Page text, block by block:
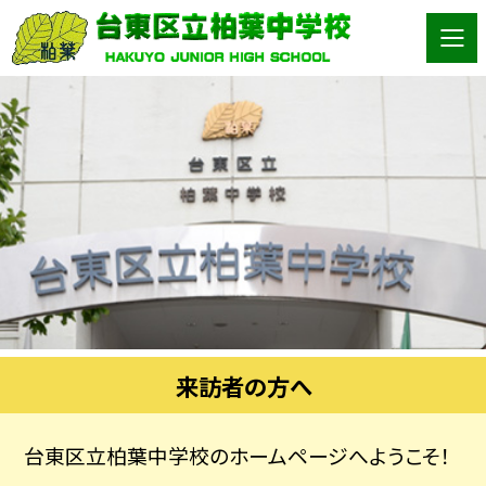
来訪者の方へ
台東区立柏葉中学校のホームページへようこそ！